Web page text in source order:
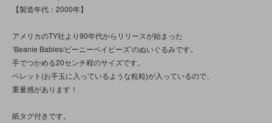
【製造年代：2000年】
アメリカのTY社より90年代からリリースが始まった
‘Beanie Babies/ビーニーベイビーズ’のぬいぐるみです。
手でつかめる20センチ程のサイズです。
ペレット(お手玉に入っているような粒粒)が入っているので、
重量感があります！
紙タグ付きです。